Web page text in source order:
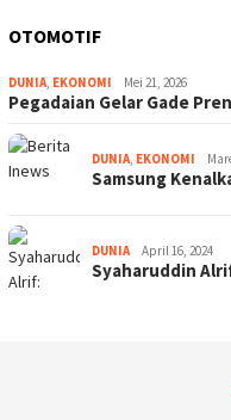
OTOMOTIF
DUNIA, EKONOMI Mei 21, 2026
Pegadaian Gelar Gade
DUNIA, EKONOMI
Samsung
DUNIA April 16, 2024
Syaharuddin